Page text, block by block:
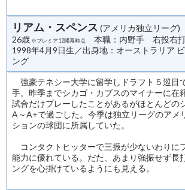
リアム・スペンス (アメリカ独立リーグ)
26歳 ※プレミア12開幕時点
本職：内野手 右投右
1998年4月9日生／出身地：オーストラリア
ング
強豪テネシー大学に留学しドラフト５巡目
手。昨季までシカゴ・カブスのマイナーに在
試合だけプレーしたことがあるがほとんどの
A～A+で過ごした。今季は独立リーグのアメ
ションの球団に所属していた。
コンタクトヒッターで三振が少ないわりに
能力に優れている。だた、あまり強振せず長
ングを心掛けているようにも見える。